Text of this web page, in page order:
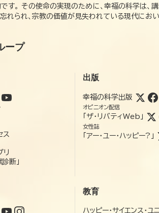
す。 その使命の実現のために、幸福の科学は、
れられ、宗教の価値が見失われている現代にお
ープ
ス
リ
断」
出版
幸福の科学出版
オピニオン配信
「ザ・リバティWeb」
女性誌
「アー・ユー・ハッピー?」
教育
ハッピー・サイエンス・ユ